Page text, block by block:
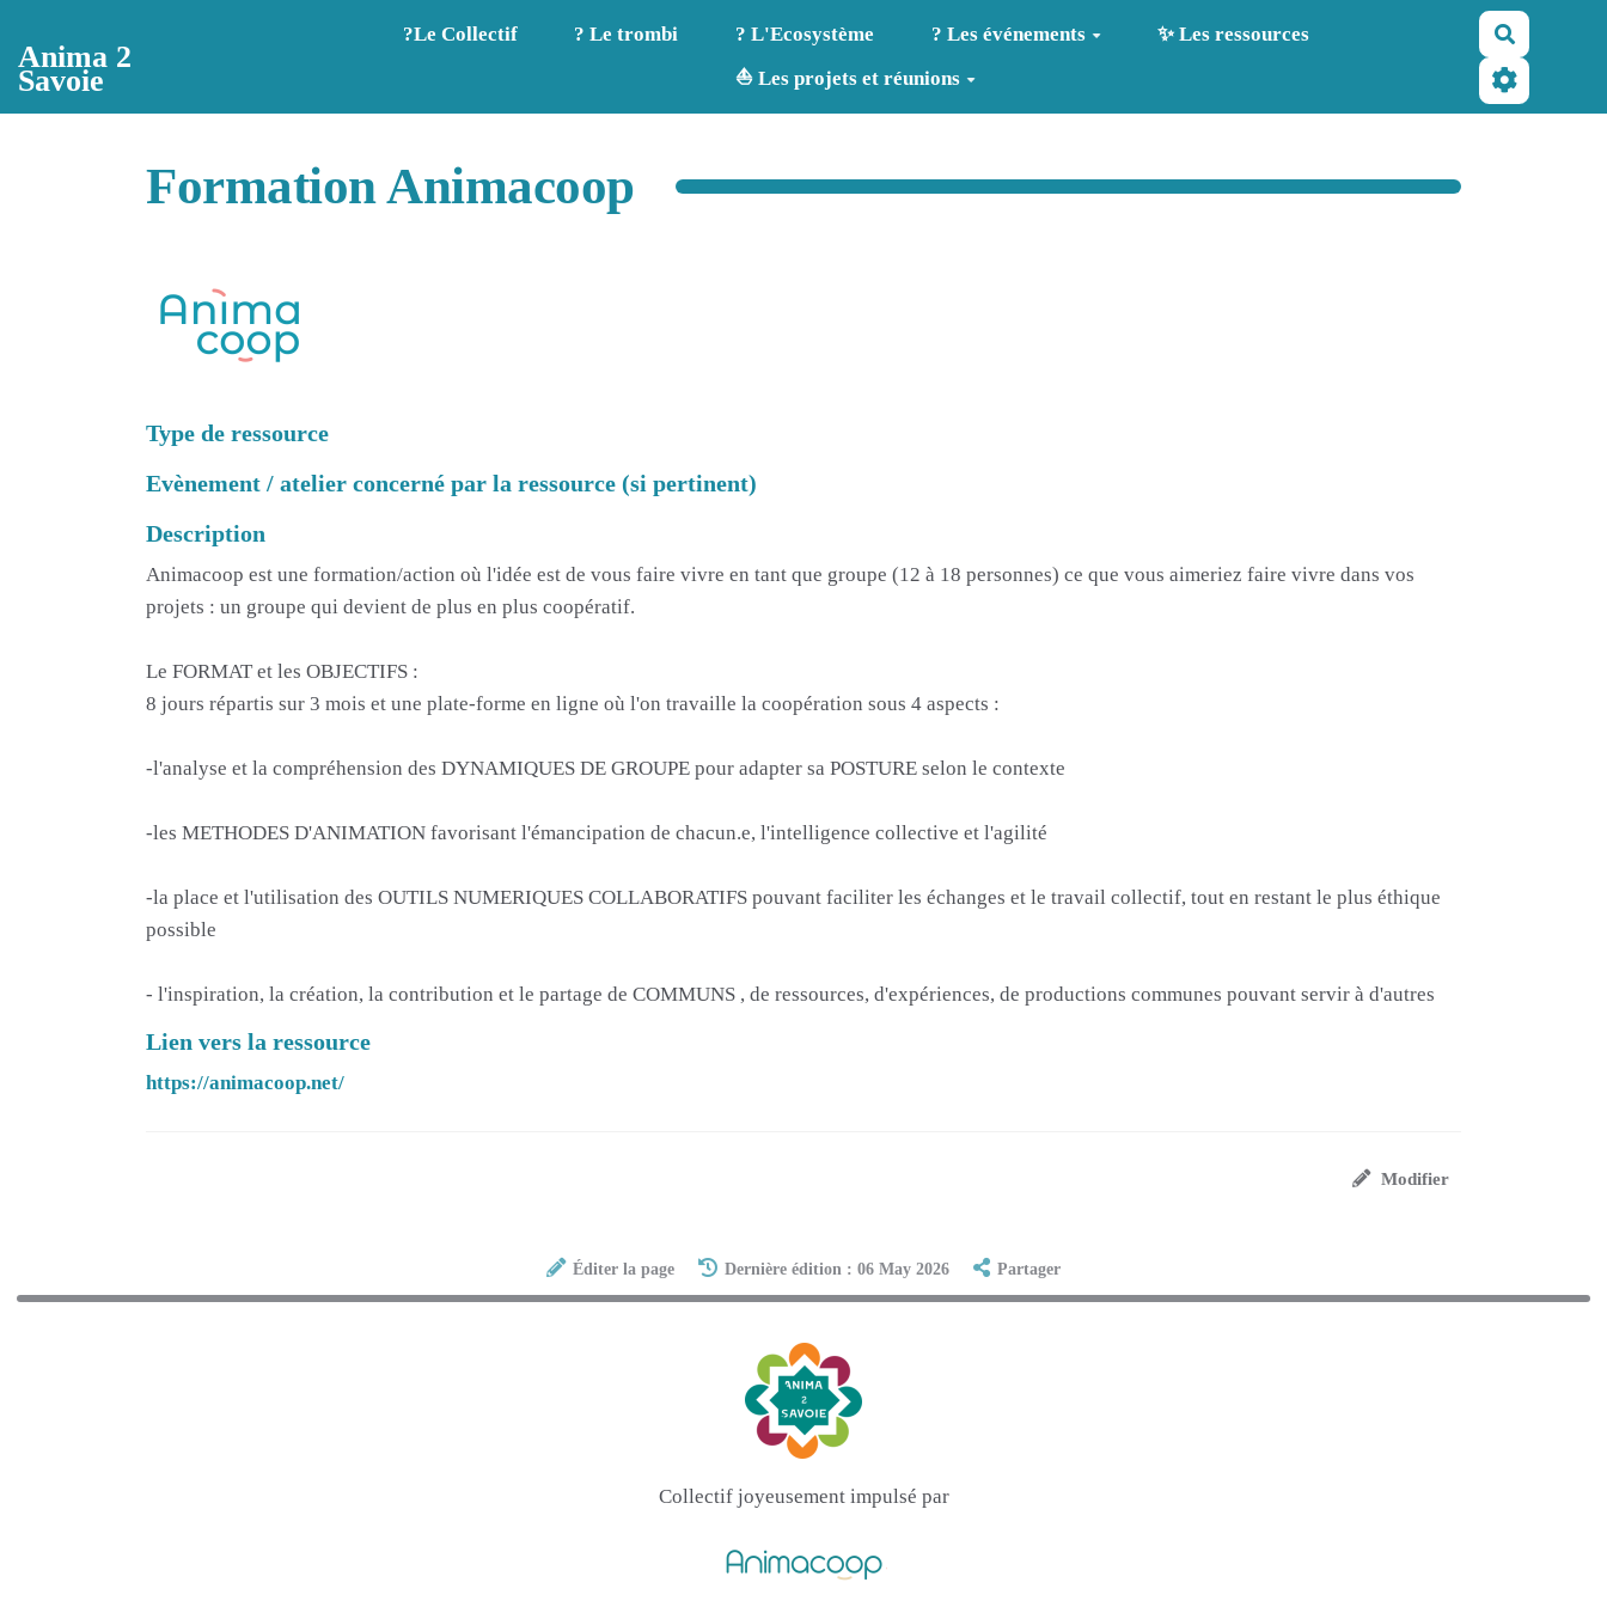
Anima 2
Savoie
?️Le Collectif ? Le trombi ? L'Ecosystème ? Les événements
✨ Les ressources
⛵ Les projets et réunions
Formation Animacoop
Type de ressource
Evènement / atelier concerné par la ressource (si pertinent)
Description
Animacoop est une formation/action où l'idée est de vous faire vivre en tant que groupe (12 à 18 personnes) ce que vous aimeriez faire vivre dans vos
projets : un groupe qui devient de plus en plus coopératif.
Le FORMAT et les OBJECTIFS :
8 jours répartis sur 3 mois et une plate-forme en ligne où l'on travaille la coopération sous 4 aspects :
-l'analyse et la compréhension des DYNAMIQUES DE GROUPE pour adapter sa POSTURE selon le contexte
-les METHODES D'ANIMATION favorisant l'émancipation de chacun.e, l'intelligence collective et l'agilité
-la place et l'utilisation des OUTILS NUMERIQUES COLLABORATIFS pouvant faciliter les échanges et le travail collectif, tout en restant le plus éthique
possible
- l'inspiration, la création, la contribution et le partage de COMMUNS , de ressources, d'expériences, de productions communes pouvant servir à d'autres
Lien vers la ressource
https://animacoop.net/
Modifier
Éditer la page Dernière édition : 06 May 2026 Partager
Collectif joyeusement impulsé par